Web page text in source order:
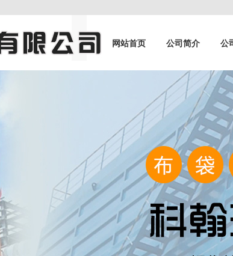
网站首页 公司简介 公